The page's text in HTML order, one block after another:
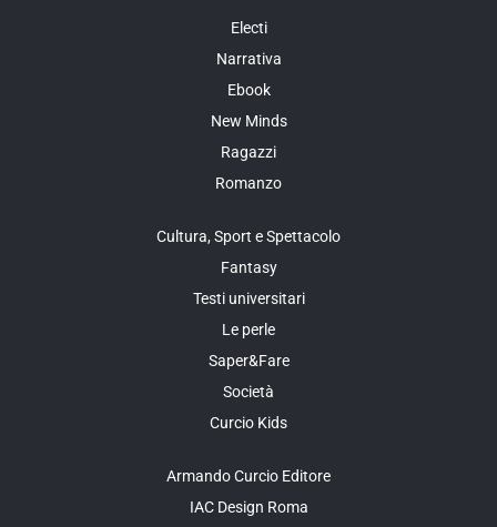
Electi
Narrativa
Ebook
New Minds
Ragazzi
Romanzo
Cultura, Sport e Spettacolo
Fantasy
Testi universitari
Le perle
Saper&Fare
Società
Curcio Kids
Armando Curcio Editore
IAC Design Roma